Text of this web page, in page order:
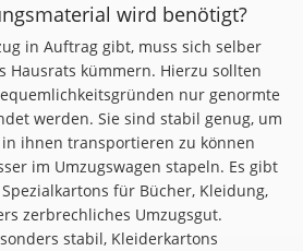
wird benötigt?
in Auftrag gibt, muss sich selber
Hausrats kümmern. Hierzu sollten
nur genormte
werden. Sie sind stabil genug, um
ihnen transportieren zu können
im Umzugswagen stapeln. Es gibt
für Bücher, Kleidung,
zerbrechliches Umzugsgut.
stabil, Kleiderkartons